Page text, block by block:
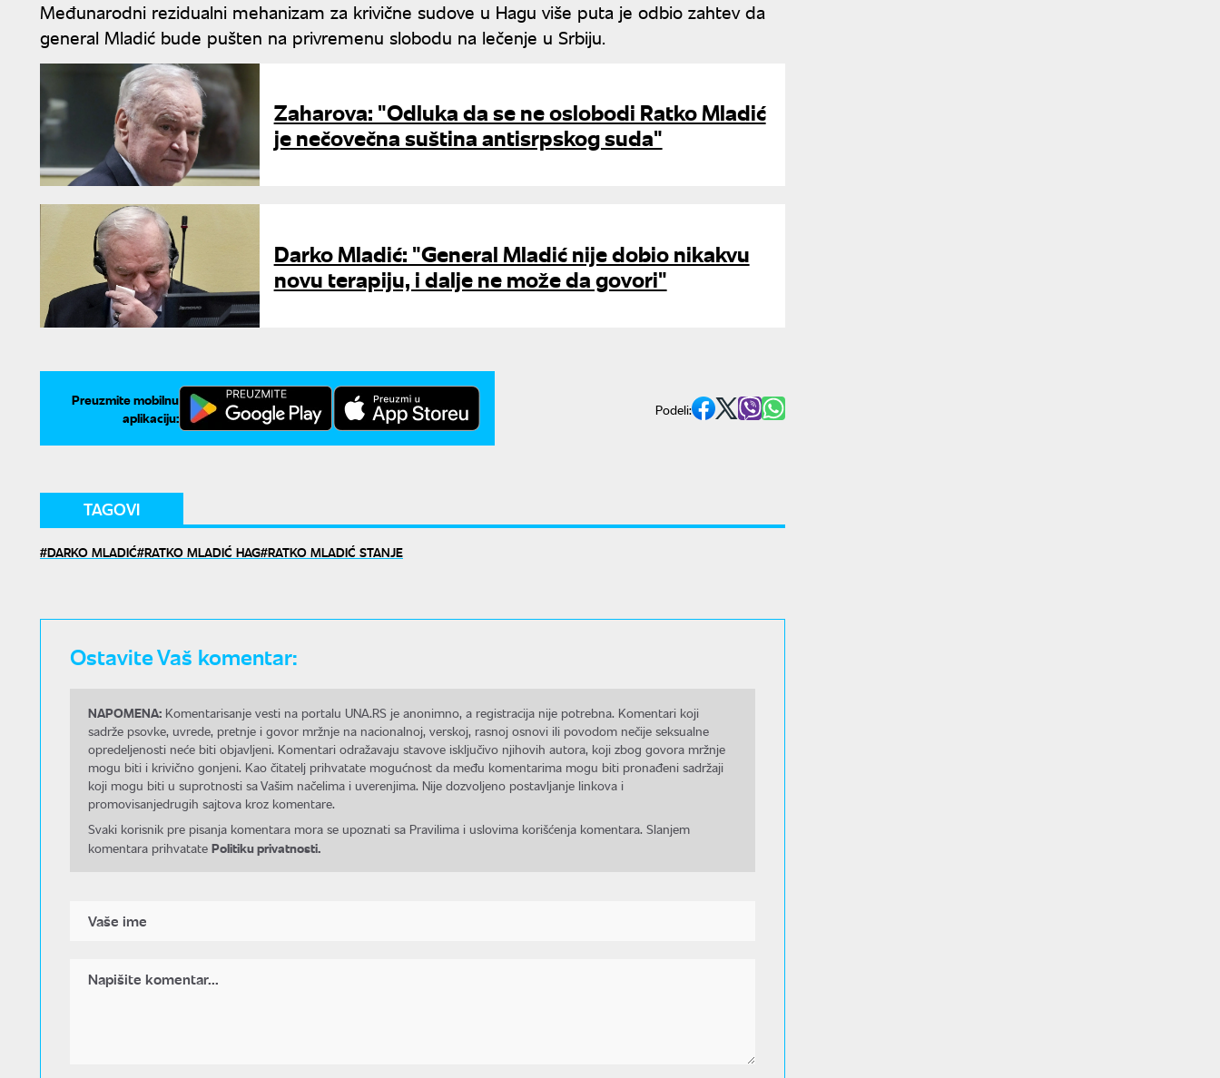
Međunarodni rezidualni mehanizam za krivične sudove u Hagu više puta je odbio zahtev da
general Mladić bude pušten na privremenu slobodu na lečenje u Srbiju.
Zaharova: "Odluka da se ne oslobodi Ratko Mladić
je nečovečna suština antisrpskog suda"
Darko Mladić: "General Mladić nije dobio nikakvu
novu terapiju, i dalje ne može da govori"
Preuzmite mobilnu
aplikaciju:
Podeli:
TAGOVI
DARKO MLADIĆ RATKO MLADIĆ HAG RATKO MLADIĆ STANJE
Ostavite Vaš komentar:
NAPOMENA: Komentarisanje vesti na portalu UNA.RS je anonimno, a registracija nije potrebna. Komentari koji
sadrže psovke, uvrede, pretnje i govor mržnje na nacionalnoj, verskoj, rasnoj osnovi ili povodom nečije seksualne
opredeljenosti neće biti objavljeni. Komentari odražavaju stavove isključivo njihovih autora, koji zbog govora mržnje
mogu biti i krivično gonjeni. Kao čitatelj prihvatate mogućnost da među komentarima mogu biti pronađeni sadržaji
koji mogu biti u suprotnosti sa Vašim načelima i uverenjima. Nije dozvoljeno postavljanje linkova i
promovisanjedrugih sajtova kroz komentare.
Svaki korisnik pre pisanja komentara mora se upoznati sa Pravilima i uslovima korišćenja komentara. Slanjem
komentara prihvatate Politiku privatnosti.